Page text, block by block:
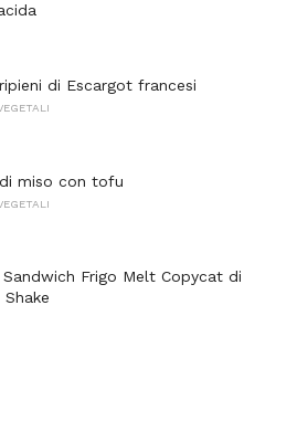
di Escargot francesi
miso con tofu
Sandwich Frigo Melt Copycat di